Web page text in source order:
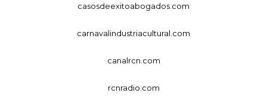
casosdeexitoabogados.com
carnavalindustriacultural.com
canalrcn.com
rcnradio.com